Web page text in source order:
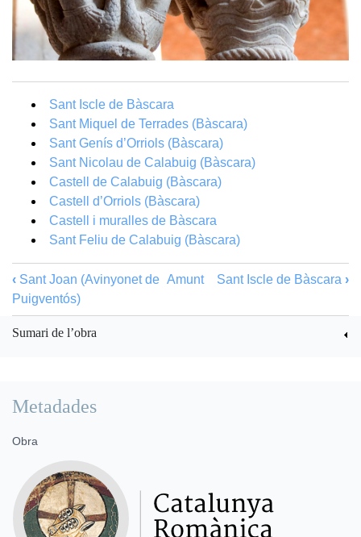
Sant Iscle de Bàscara
Sant Miquel de Terrades (Bàscara)
Sant Genís d’Orriols (Bàscara)
Sant Nicolau de Calabuig (Bàscara)
Castell de Calabuig (Bàscara)
Castell d’Orriols (Bàscara)
Castell i muralles de Bàscara
Sant Feliu de Calabuig (Bàscara)
‹ Sant Joan (Avinyonet de
Puigventós)
Amunt Sant Iscle de Bàscara ›
Sumari de l’obra
Metadades
Obra